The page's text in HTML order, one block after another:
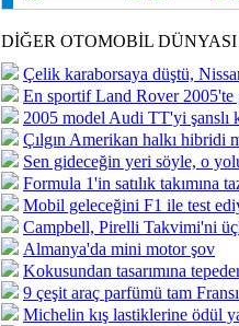
DİĞER OTOMOBİL
Çelik karaborsaya düştü,
En sportif Land Rover 2005'te
2005 model Audi TT'yi şanslı
Çılgın Amerikan halkı hibridi
Sen gideceğin yeri söyle, o
Formula 1'in satılık takımına
Mobil geleceğini F1 ile test
Campbell, Pirelli Takvimi'ni
Almanya'da mini motor şov
Kokusundan tasarımına
9 çeşit araç parfümü tam
Michelin kış lastiklerine ödül